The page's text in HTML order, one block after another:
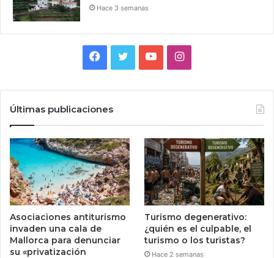
Hace 3 semanas
Facebook
TwitterYouTubeInstagram
Últimas publicaciones
Asociaciones antiturismo
invaden una cala de
Mallorca para denunciar
su «privatización
Turismo degenerativo:
¿quién es el culpable, el
turismo o los turistas?
Hace 2 semanas